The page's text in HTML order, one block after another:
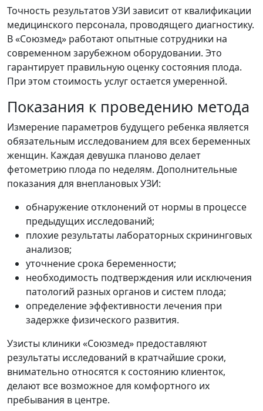
Точность результатов УЗИ зависит от квалификации
медицинского персонала, проводящего диагностику.
В «Союзмед» работают опытные сотрудники на
современном зарубежном оборудовании. Это
гарантирует правильную оценку состояния плода.
При этом стоимость услуг остается умеренной.
Показания к проведению метода
Измерение параметров будущего ребенка является
обязательным исследованием для всех беременных
женщин. Каждая девушка планово делает
фетометрию плода по неделям. Дополнительные
показания для внеплановых УЗИ:
обнаружение отклонений от нормы в процессе
предыдущих исследований;
плохие результаты лабораторных скрининговых
анализов;
уточнение срока беременности;
необходимость подтверждения или исключения
патологий разных органов и систем плода;
определение эффективности лечения при
задержке физического развития.
Узисты клиники «Союзмед» предоставляют
результаты исследований в кратчайшие сроки,
внимательно относятся к состоянию клиенток,
делают все возможное для комфортного их
пребывания в центре.